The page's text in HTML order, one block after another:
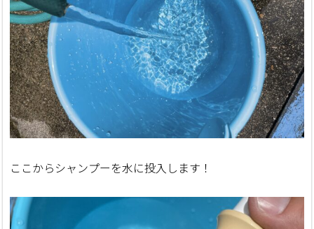
ここからシャンプーを水に投入します！